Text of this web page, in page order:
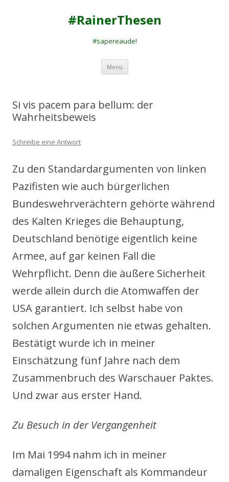
#RainerThesen
#sapereaude!
Menü Zum
springen
Si vis pacem para bellum: der
Wahrheitsbeweis
Schreibe eine Antwort
Zu den Standardargumenten von linken
Pazifisten wie auch bürgerlichen
Bundeswehrverächtern gehörte während
des Kalten Krieges die Behauptung,
Deutschland benötige eigentlich keine
Armee, auf gar keinen Fall die
Wehrpflicht. Denn die äußere Sicherheit
werde allein durch die Atomwaffen der
USA garantiert. Ich selbst habe von
solchen Argumenten nie etwas gehalten.
Bestätigt wurde ich in meiner
Einschätzung fünf Jahre nach dem
Zusammenbruch des Warschauer Paktes.
Und zwar aus erster Hand.
Zu Besuch in der Vergangenheit
Im Mai 1994 nahm ich in meiner
damaligen Eigenschaft als Kommandeur